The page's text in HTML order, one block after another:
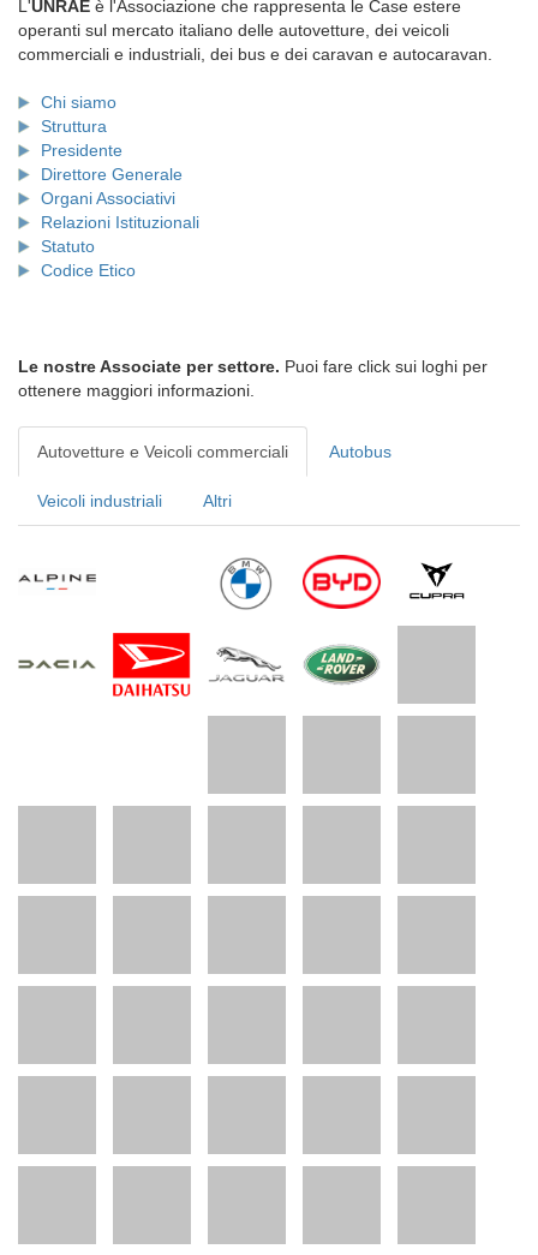
L'UNRAE è l'Associazione che rappresenta le Case estere
operanti sul mercato italiano delle autovetture, dei veicoli
commerciali e industriali, dei bus e dei caravan e autocaravan.
Chi siamo
Struttura
Presidente
Direttore Generale
Organi Associativi
Relazioni Istituzionali
Statuto
Codice Etico
Le nostre Associate per settore. Puoi fare click sui loghi per
ottenere maggiori informazioni.
Autovetture e Veicoli commerciali Autobus
Veicoli industriali Altri